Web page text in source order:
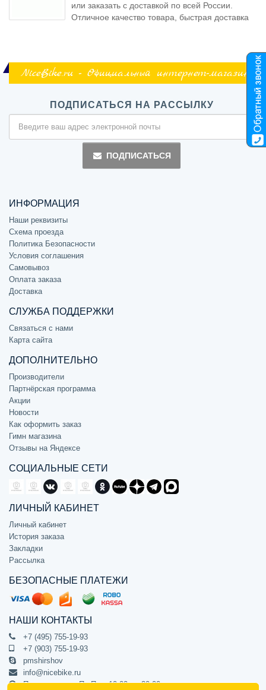
или заказать с доставкой по всей России.
Отличное качество товара, быстрая доставка
NiceBike.ru - Официальный интернет-магазин
ПОДПИСАТЬСЯ НА РАССЫЛКУ
ПОДПИСАТЬСЯ
ИНФОРМАЦИЯ
Наши реквизиты
Схема проезда
Политика Безопасности
Условия соглашения
Самовывоз
Оплата заказа
Доставка
СЛУЖБА ПОДДЕРЖКИ
Связаться с нами
Карта сайта
ДОПОЛНИТЕЛЬНО
Производители
Партнёрская программа
Акции
Новости
Как оформить заказ
Гимн магазина
Отзывы на Яндексе
СОЦИАЛЬНЫЕ СЕТИ
ЛИЧНЫЙ КАБИНЕТ
Личный кабинет
История заказа
Закладки
Рассылка
БЕЗОПАСНЫЕ ПЛАТЕЖИ
НАШИ КОНТАКТЫ
+7 (495) 755-19-93
+7 (903) 755-19-93
pmshirshov
info@nicebike.ru
Прием звонков Пн-Пт с 10:00 до 20:00